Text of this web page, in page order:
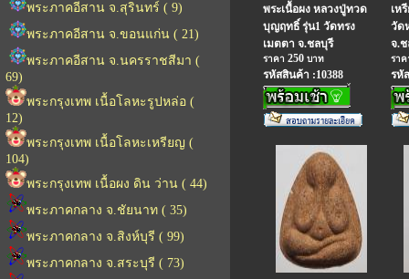
พระภาคอีสาน จ.สุรินทร์ ( 9)
พระภาคอีสาน จ.ขอนแก่น ( 21)
พระภาคอีสาน จ.นครราชสีมา (
69)
พระกรุงเทพ เนื้อโลหะรูปหล่อ (
12)
พระกรุงเทพ เนื้อโลหะเหรียญ (
104)
พระกรุงเทพ เนื้อผง ดิน ว่าน ( 44)
พระภาคกลาง จ.ชัยนาท ( 35)
พระภาคกลาง จ.สิงห์บุรี ( 99)
พระภาคกลาง จ.สระบุรี ( 73)
พระเนื้อผง หลวงปู่ทวด
บุญฤทธิ์ รุ่น1 วัดทรง
เมตตา จ.ชลบุรี
ราคา 250 บาท
รหัสสินค้า :10388
เห
วัด
จ.ช
รา
รหั